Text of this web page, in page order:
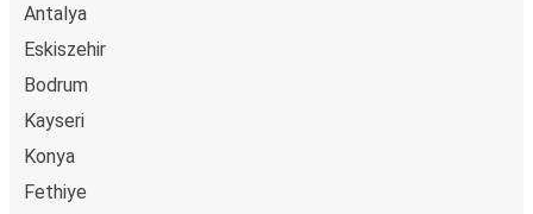
Antalya
Eskiszehir
Bodrum
Kayseri
Konya
Fethiye